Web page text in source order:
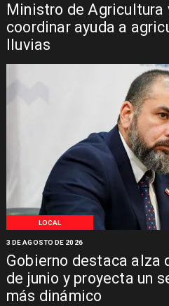
Ministro de
coordinar ayuda a
lluvias
LOCAL
Gobierno destaca alza
de junio y proyecta un
más dinámico
3 DE AGOSTO DE 2026